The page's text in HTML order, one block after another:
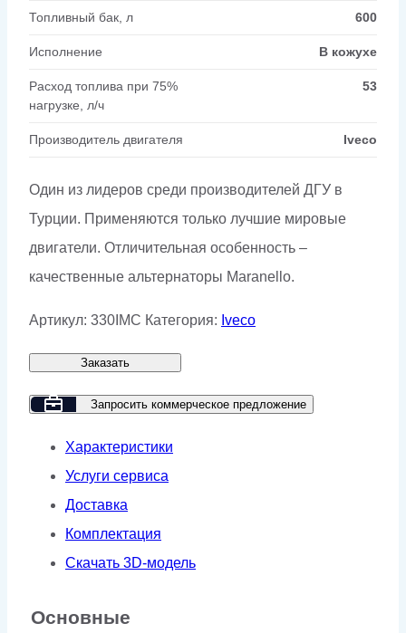
Топливный бак, л 600
Исполнение В кожухе
Расход топлива при 75%
нагрузке, л/ч
53
Производитель двигателя Iveco
Один из лидеров среди производителей ДГУ в
Турции. Применяются только лучшие мировые
двигатели. Отличительная особенность –
качественные альтернаторы Maranello.
Артикул: 330IMC Категория: Iveco
Заказать
Запросить коммерческое предложение
Характеристики
Услуги сервиса
Доставка
Комплектация
Скачать 3D-модель
Основные